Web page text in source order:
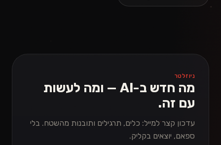
ניוזלטר
מה חדש ב-AI — ומה לעשות
עם זה.
עדכון קצר למייל: כלים, תרגילים ותובנות מהשטח. בלי
ספאם, יוצאים בקליק.